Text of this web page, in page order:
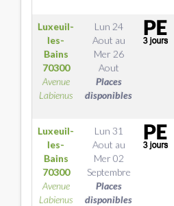
Luxeuil-
les-
Bains
70300
Avenue
Labienus
Lun 24
Aout au
Mer 26
Aout
Places
disponibles
Luxeuil-
les-
Bains
70300
Avenue
Labienus
Lun 31
Aout au
Mer 02
Septembre
Places
disponibles